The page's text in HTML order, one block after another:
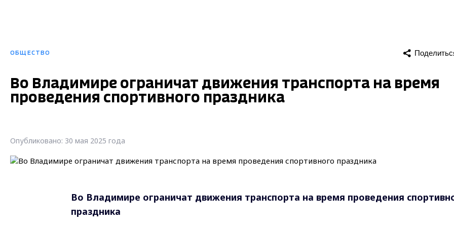
ОБЩЕСТВО
Во Владимире ограничат движения транспорта на время
проведения спортивного праздника
Опубликовано: 30 мая 2025 года
Во Владимире ограничат движения транспорта на время проведения
праздника